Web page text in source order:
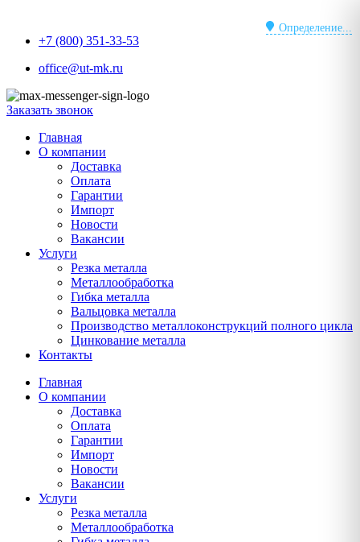
содержимому
Определение...
+7 (800) 351-33-53
office@ut-mk.ru
Заказать звонок
Главная
О компании
Доставка
Оплата
Гарантии
Импорт
Новости
Вакансии
Услуги
Резка металла
Металлообработка
Гибка металла
Вальцовка металла
Производство металлоконструкций полного цикла
Цинкование металла
Контакты
Главная
О компании
Доставка
Оплата
Гарантии
Импорт
Новости
Вакансии
Услуги
Резка металла
Металлообработка